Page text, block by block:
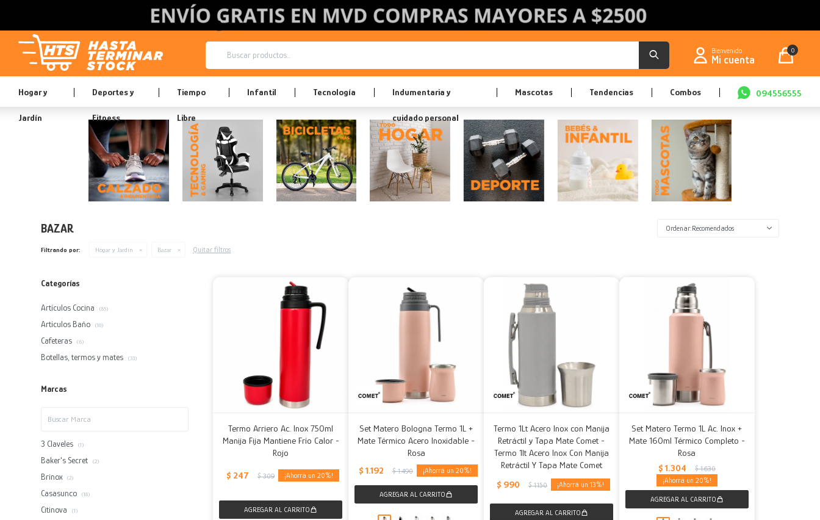
Hogar y
Jardín
Deportes y
Fitness
Tiempo
Libre
Infantil Tecnología Indumentaria y
cuidado personal
Mascotas Tendencias Combos 094556555
0
BAZAR Recomendados
Filtrando por: Hogar y Jardín Bazar Quitar filtros
Termo Arriero Ac. Inox 750ml
Manija Fija Mantiene Frío Calor -
Rojo
$ 247 $ 309 20
Set Matero Bologna Termo 1L +
Mate Térmico Acero Inoxidable -
Rosa
$ 1.192 $ 1.490 20
Termo 1Lt Acero Inox con Manija
Retráctil y Tapa Mate Comet -
Termo 1lt Acero Inox Con Manija
Retráctil Y Tapa Mate Comet
$ 990 $ 1.150 13
Set Matero Termo 1L Ac. Inox +
Mate 160ml Térmico Completo -
Rosa
$ 1.304 $ 1.630
20
Categorías
Artículos Cocina (85)
Artículos Baño (10)
Cafeteras (6)
Botellas, termos y mates (33)
Marcas
3 Claveles (1)
Baker's Secret (2)
Brinox (2)
Casasunco (18)
Citinova (1)